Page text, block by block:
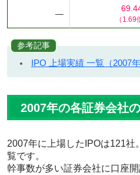
―
（1.69
参考記事
IPO 上場実績 一覧（2007年
2007年の各証券会社
2007年に上場したIPOは121社
覧です。
幹事数が多い証券会社に口座